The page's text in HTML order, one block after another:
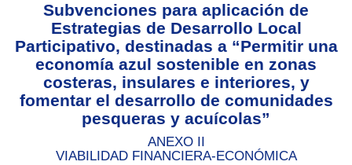
Subvenciones para aplicación de
Estrategias de Desarrollo Local
Participativo, destinadas a “Permitir una
economía azul sostenible en zonas
costeras, insulares e interiores, y
fomentar el desarrollo de comunidades
pesqueras y acuícolas”
ANEXO II
VIABILIDAD FINANCIERA-ECONÓMICA